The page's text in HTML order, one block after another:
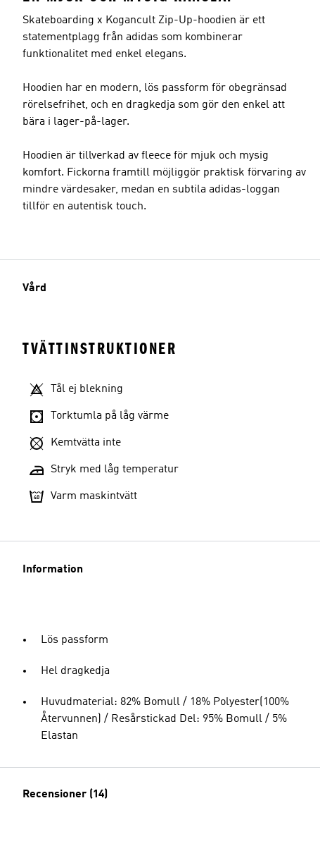
Skateboarding x Kogancult Zip-Up-hoodien är ett
statementplagg från adidas som kombinerar
funktionalitet med enkel elegans.
Hoodien har en modern, lös passform för obegränsad
rörelsefrihet, och en dragkedja som gör den enkel att
bära i lager-på-lager.
Hoodien är tillverkad av fleece för mjuk och mysig
komfort. Fickorna framtill möjliggör praktisk förvaring av
mindre värdesaker, medan en subtila adidas-loggan
tillför en autentisk touch.
Vård
TVÄTTINSTRUKTIONER
Tål ej blekning
Torktumla på låg värme
Kemtvätta inte
Stryk med låg temperatur
Varm maskintvätt
Information
Lös passform
Hel dragkedja
Huvudmaterial: 82% Bomull / 18% Polyester(100%
Återvunnen) / Resårstickad Del: 95% Bomull / 5%
Elastan
Recensioner (14)